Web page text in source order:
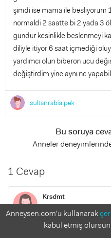
şimdi ise mama ile besliyorum
normaldi 2 saatte bi 2 yada 3
gündür kesinlikle beslenmeyi
diliyle itiyor 6 saat içmediği
yardımcı olun biberon ucu
değiştirdim yine aynı ne
sultanrabiaipek
Bu soruya
Anneler
1 Cevap
Krsdmt
7 yıl önce
Canım kaşıkla besle bi süre
Anneysen.com'u kullanarak
kabul etmiş